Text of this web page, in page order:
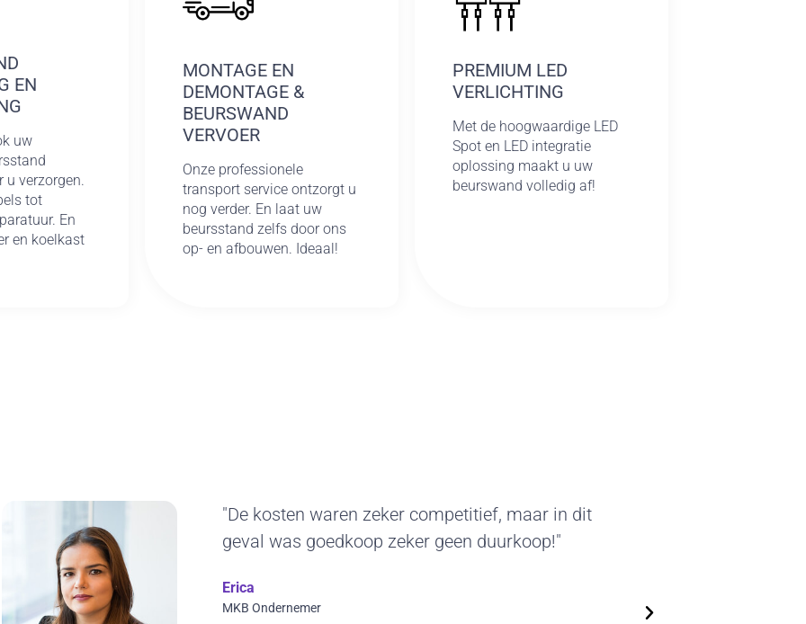
EN
uw
u verzorgen.
tot
En
en koelkast
MONTAGE EN
DEMONTAGE &
BEURSWAND
VERVOER
Onze professionele
transport service ontzorgt u
nog verder. En laat uw
beursstand zelfs door ons
op- en afbouwen. Ideaal!
PREMIUM LED
VERLICHTING
Met de hoogwaardige LED
Spot en LED integratie
oplossing maakt u uw
beurswand volledig af!
"Het duurzame karakter van deze standbouw sprak
ons erg aan. De geleverde beursstands kunnen we
ontwerp en we kunnen steeds nieuwe, actuele